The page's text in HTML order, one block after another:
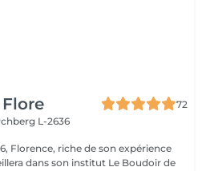
72
L-2636
dans son institut Le Boudoir de